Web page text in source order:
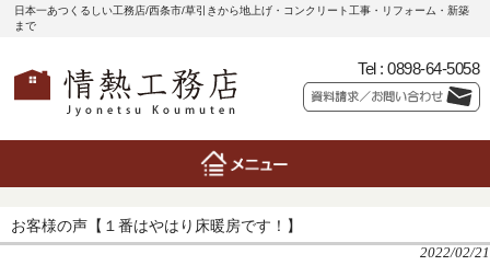
日本一あつくるしい工務店/西条市/草引きから地上げ・コンクリート工事・リフォーム・新築
まで
Tel : 0898-64-5058
お客様の声【１番はやはり床暖房です！】
2022/02/21